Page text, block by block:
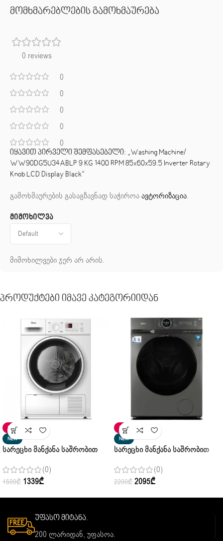
მომხმარებლების გამოხმაურება
0 reviews
0
0
0
0
0
მიმოხილვა
მიმოხილვები ჯერ არ არის.
იყავით პირველი შემფასებელი: „Washing Machine/
WW90DG5U34ABLP 9 KG 1400 RPM 85x60x59.5 Inverter Rotary
Knob LCD Display Black“
გამოხმაურების გასაგზავნად საჭიროაავტორიზაცია.
Პროდუქტები Იმავე Კატეგორიიდან
SALE
NEW
Სარეცხი Მანქანა Საშრობით
8 Კგ
(0)
1500₾ 1339₾
SALE
NEW
Სარეცხი Მანქანა Საშრობით
Კგ
(0)
2200₾ 2095₾
უფასო მიტანა.
200 ლარიდან, უფასოა.